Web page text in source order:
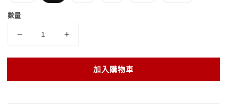
數量
加入購物車